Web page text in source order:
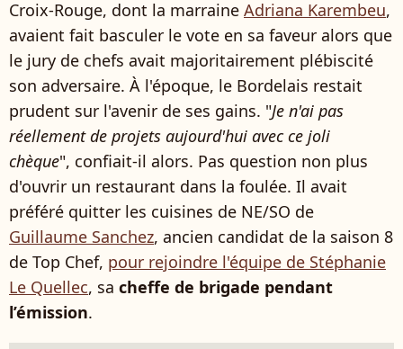
Croix-Rouge, dont la marraine Adriana Karembeu,
avaient fait basculer le vote en sa faveur alors que
le jury de chefs avait majoritairement plébiscité
son adversaire. À l'époque, le Bordelais restait
prudent sur l'avenir de ses gains. "Je n'ai pas
réellement de projets aujourd'hui avec ce joli
chèque", confiait-il alors. Pas question non plus
d'ouvrir un restaurant dans la foulée. Il avait
préféré quitter les cuisines de NE/SO de
Guillaume Sanchez, ancien candidat de la saison 8
de Top Chef, pour rejoindre l'équipe de Stéphanie
Le Quellec, sa cheffe de brigade pendant
l’émission.